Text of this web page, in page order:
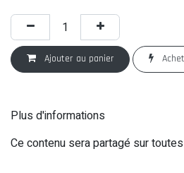
Ajouter au panier
Plus d'informations
Ce contenu sera partagé sur